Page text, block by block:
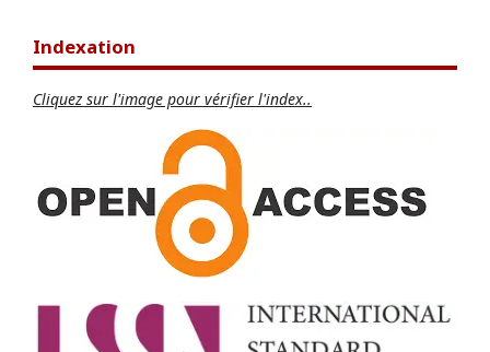
Indexation
Cliquez sur l'image pour vérifier l'index..